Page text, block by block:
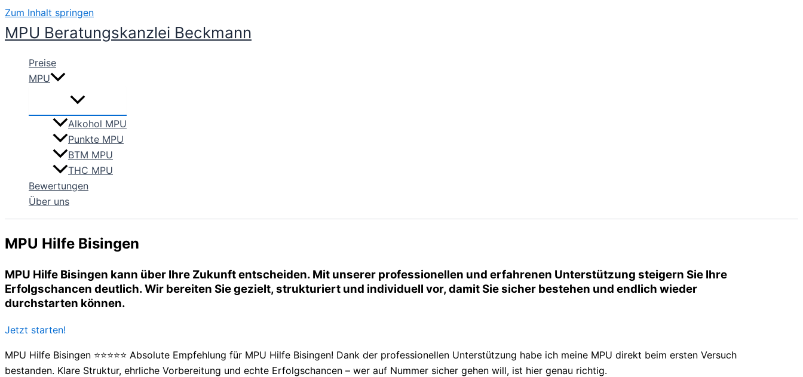
Zum Inhalt springen
MPU Beratungskanzlei Beckmann
Preise
MPU
Alkohol MPU
Punkte MPU
BTM MPU
THC MPU
Bewertungen
Über uns
MPU Hilfe Bisingen
MPU Hilfe Bisingen kann über Ihre Zukunft entscheiden. Mit unserer professionellen und erfahrenen Unterstützung steigern Sie Ihre
Erfolgschancen deutlich. Wir bereiten Sie gezielt, strukturiert und individuell vor, damit Sie sicher bestehen und endlich wieder
durchstarten können.
Jetzt starten!
MPU Hilfe Bisingen ⭐⭐⭐⭐⭐ Absolute Empfehlung für MPU Hilfe Bisingen! Dank der professionellen Unterstützung habe ich meine MPU direkt beim ersten Versuch
bestanden. Klare Struktur, ehrliche Vorbereitung und echte Erfolgschancen – wer auf Nummer sicher gehen will, ist hier genau richtig.